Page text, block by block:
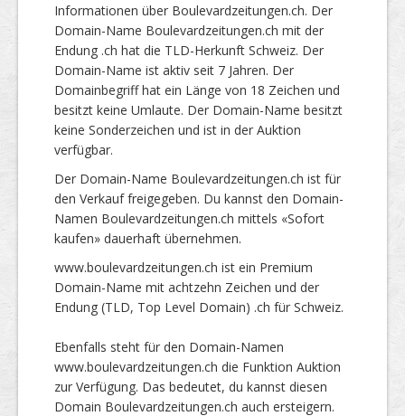
Informationen über Boulevardzeitungen.ch. Der
Domain-Name Boulevardzeitungen.ch mit der
Endung .ch hat die TLD-Herkunft Schweiz. Der
Domain-Name ist aktiv seit 7 Jahren. Der
Domainbegriff hat ein Länge von 18 Zeichen und
besitzt keine Umlaute. Der Domain-Name besitzt
keine Sonderzeichen und ist in der Auktion
verfügbar.
Der Domain-Name Boulevardzeitungen.ch ist für
den Verkauf freigegeben. Du kannst den Domain-
Namen Boulevardzeitungen.ch mittels «Sofort
kaufen» dauerhaft übernehmen.
www.boulevardzeitungen.ch ist ein Premium
Domain-Name mit achtzehn Zeichen und der
Endung (TLD, Top Level Domain) .ch für Schweiz.
Ebenfalls steht für den Domain-Namen
www.boulevardzeitungen.ch die Funktion Auktion
zur Verfügung. Das bedeutet, du kannst diesen
Domain Boulevardzeitungen.ch auch ersteigern.